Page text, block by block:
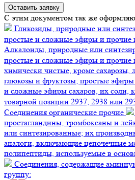
C этим документом так же
Гликозиды, природные или
простые и сложные эфиры и прочие
Алкалоиды, природные или
простые и сложные эфиры и прочие
химически чистые, кроме сахарозы,
глюкозы и фруктозы; простые эфиры
и сложные эфиры сахаров, их соли,
товарной позиции 2937, 2938 или
Соединения органические прочие
простагландины, тромбоксаны и
или синтезированные; их
аналоги, включающие цепочечные
полипептиды, используемые в
Соединения, содержащие
группу: